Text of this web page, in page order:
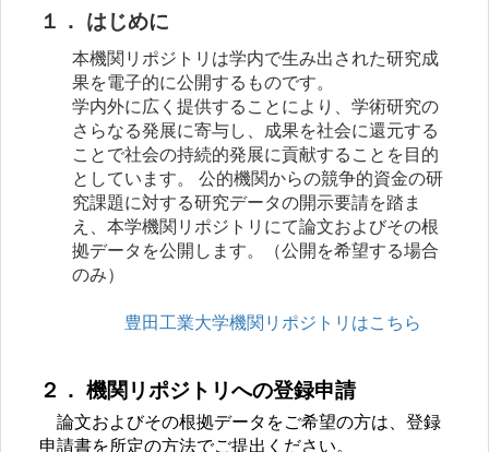
１． はじめに
本機関リポジトリは学内で生み出された研究成
果を電子的に公開するものです。
学内外に広く提供することにより、学術研究の
さらなる発展に寄与し、成果を社会に還元する
ことで社会の持続的発展に貢献することを目的
としています。 公的機関からの競争的資金の研
究課題に対する研究データの開示要請を踏ま
え、本学機関リポジトリにて論文およびその根
拠データを公開します。
（公開を希望する場合
のみ）
豊田工業大学機関リポジトリはこちら
２． 機関リポジトリへの登録申請
論文およびその根拠データをご希望の方は、登録
申請書を所定の方法でご提出ください。